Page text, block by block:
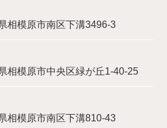
模原市南区下溝3496-3
模原市中央区緑が丘1-40-25
模原市南区下溝810-43